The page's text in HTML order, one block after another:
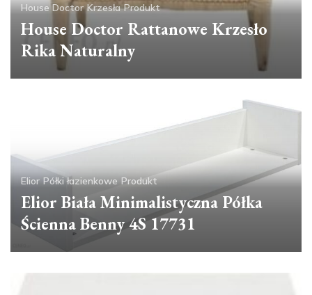
House Doctor Krzesła Produkt
House Doctor Rattanowe Krzesło
Rika Naturalny
Elior Półki łazienkowe Produkt
Elior Biała Minimalistyczna Półka
Ścienna Benny 4S 17731